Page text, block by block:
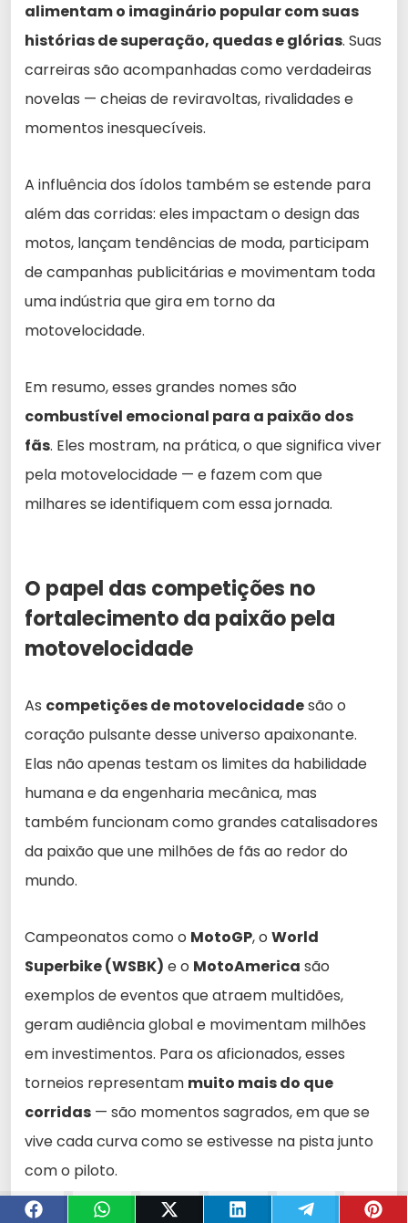
alimentam o imaginário popular com suas
histórias de superação, quedas e glórias. Suas
carreiras são acompanhadas como verdadeiras
novelas — cheias de reviravoltas, rivalidades e
momentos inesquecíveis.
A influência dos ídolos também se estende para
além das corridas: eles impactam o design das
motos, lançam tendências de moda, participam
de campanhas publicitárias e movimentam toda
uma indústria que gira em torno da
motovelocidade.
Em resumo, esses grandes nomes são
combustível emocional para a paixão dos
fãs. Eles mostram, na prática, o que significa viver
pela motovelocidade — e fazem com que
milhares se identifiquem com essa jornada.
O papel das competições no
fortalecimento da paixão pela
motovelocidade
As competições de motovelocidadesão o
coração pulsante desse universo apaixonante.
Elas não apenas testam os limites da habilidade
humana e da engenharia mecânica, mas
também funcionam como grandes catalisadores
da paixão que une milhões de fãs ao redor do
mundo.
Campeonatos como o MotoGP, o World
Superbike (WSBK) e o MotoAmerica são
exemplos de eventos que atraem multidões,
geram audiência global e movimentam milhões
em investimentos. Para os aficionados, esses
torneios representam muito mais do que
corridas — são momentos sagrados, em que se
vive cada curva como se estivesse na pista junto
com o piloto.